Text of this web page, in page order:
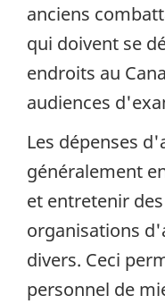
anciens
qui doivent se
endroits au
audiences
Les dépenses
généralement
et entretenir
organisations
divers. Ceci
personnel de